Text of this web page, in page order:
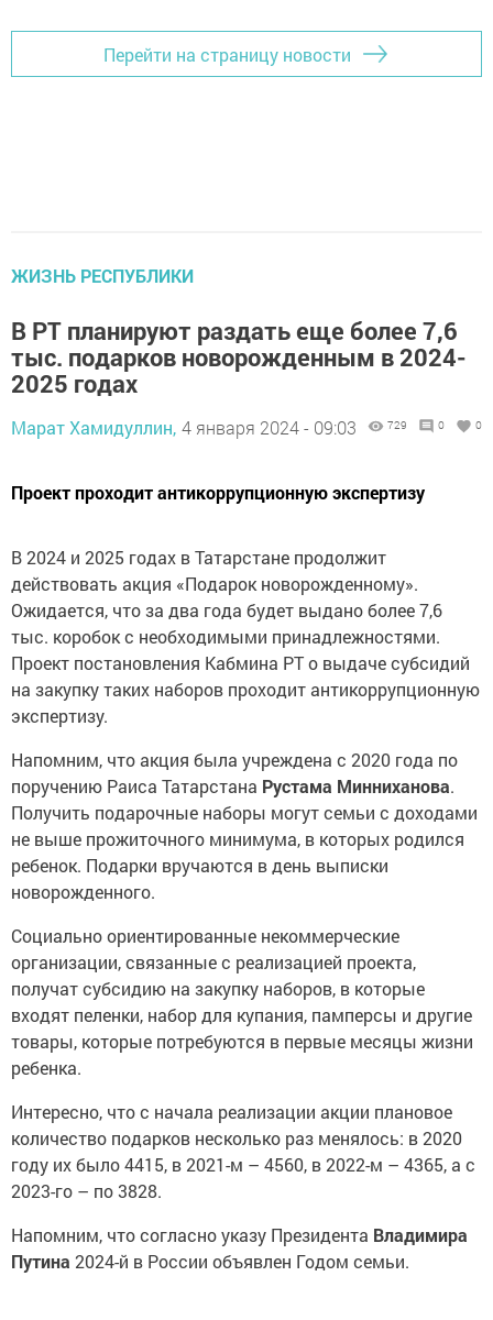
Перейти на страницу новости
ЖИЗНЬ РЕСПУБЛИКИ
В РТ планируют раздать еще более 7,6
тыс. подарков новорожденным в 2024-
2025 годах
Марат Хамидуллин, 4 января 2024 - 09:03 729 0 0
Проект проходит антикоррупционную экспертизу
В 2024 и 2025 годах в Татарстане продолжит
действовать акция «Подарок новорожденному».
Ожидается, что за два года будет выдано более 7,6
тыс. коробок с необходимыми принадлежностями.
Проект постановления Кабмина РТ о выдаче субсидий
на закупку таких наборов проходит антикоррупционную
экспертизу.
Напомним, что акция была учреждена с 2020 года по
поручению Раиса Татарстана Рустама Минниханова.
Получить подарочные наборы могут семьи с доходами
не выше прожиточного минимума, в которых родился
ребенок. Подарки вручаются в день выписки
новорожденного.
Социально ориентированные некоммерческие
организации, связанные с реализацией проекта,
получат субсидию на закупку наборов, в которые
входят пеленки, набор для купания, памперсы и другие
товары, которые потребуются в первые месяцы жизни
ребенка.
Интересно, что с начала реализации акции плановое
количество подарков несколько раз менялось: в 2020
году их было 4415, в 2021-м – 4560, в 2022-м – 4365, а с
2023-го – по 3828.
Напомним, что согласно указу Президента Владимира
Путина 2024-й в России объявлен Годом семьи.